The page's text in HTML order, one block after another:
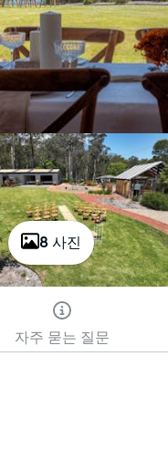
8 사진
자주 묻는 질문